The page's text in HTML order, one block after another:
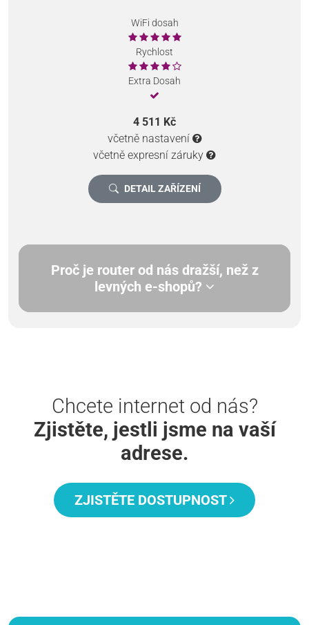
WiFi dosah
Rychlost
Extra Dosah
4 511 Kč
včetně nastavení
včetně expresní záruky
DETAIL ZAŘÍZENÍ
Proč je router od nás dražší, než z
levných e-shopů?
Chcete internet od nás?
Zjistěte, jestli jsme na vaší
adrese.
ZJISTĚTE DOSTUPNOST